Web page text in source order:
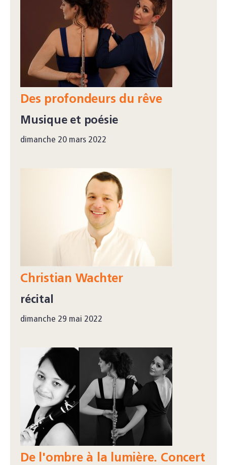
Des profondeurs du rêve
Musique et poésie
dimanche 20 mars 2022
Christian Wachter
récital
dimanche 29 mai 2022
De l'ombre à la lumière. Concert